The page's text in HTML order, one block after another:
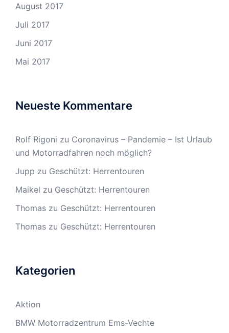
August 2017
Juli 2017
Juni 2017
Mai 2017
Neueste Kommentare
Rolf Rigoni zu Coronavirus – Pandemie – Ist Urlaub
und Motorradfahren noch möglich?
Jupp zu Geschützt: Herrentouren
Maikel zu Geschützt: Herrentouren
Thomas zu Geschützt: Herrentouren
Thomas zu Geschützt: Herrentouren
Kategorien
Aktion
BMW Motorradzentrum Ems-Vechte